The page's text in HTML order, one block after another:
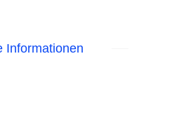
Informationen